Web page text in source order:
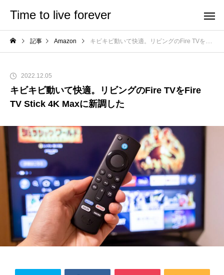
Time to live forever
記事 Amazon キビキビ動いて快適。リビングのFire TVをFire TV Stick 4K Maxに新調した
2022.12.05
キビキビ動いて快適。リビングのFire TVをFire
TV Stick 4K Maxに新調した